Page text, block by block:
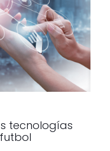
tecnologías